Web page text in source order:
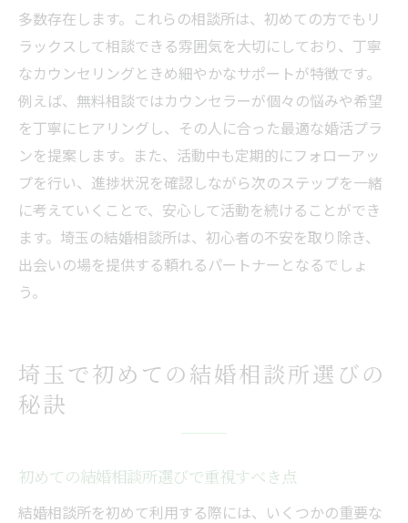
多数存在します。これらの相談所は、初めての方でもリ
ラックスして相談できる雰囲気を大切にしており、丁寧
なカウンセリングときめ細やかなサポートが特徴です。
例えば、無料相談ではカウンセラーが個々の悩みや希望
を丁寧にヒアリングし、その人に合った最適な婚活プラ
ンを提案します。また、活動中も定期的にフォローアッ
プを行い、進捗状況を確認しながら次のステップを一緒
に考えていくことで、安心して活動を続けることができ
ます。埼玉の結婚相談所は、初心者の不安を取り除き、
出会いの場を提供する頼れるパートナーとなるでしょ
う。
埼玉で初めての結婚相談所選びの
秘訣
初めての結婚相談所選びで重視すべき点
結婚相談所を初めて利用する際には、いくつかの重要な